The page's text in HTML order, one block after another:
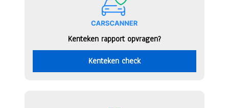
Kenteken rapport opvragen?
Kenteken check